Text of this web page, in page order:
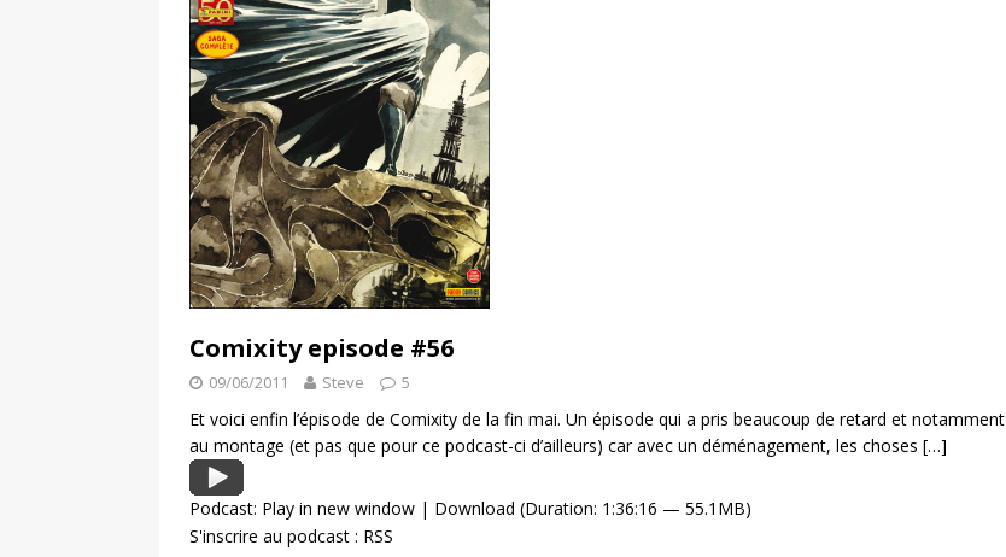
Comixity episode #56
09/06/2011 Steve 5
Et voici enfin l’épisode de Comixity de la fin mai. Un épisode qui a pris beaucoup de retard et notamment
au montage (et pas que pour ce podcast-ci d’ailleurs) car avec un déménagement, les choses […]
Podcast: Play in new window | Download (Duration: 1:36:16 — 55.1MB)
S'inscrire au podcast : RSS